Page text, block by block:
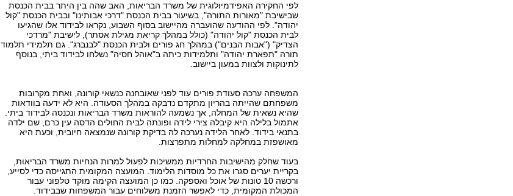
לפי החקירה האפידמיולוגית של משרד הבריאות, האב שהה בין היתר בבית הכנסת
שבישיבת "מאורות התורה", בשיעור בבית הכנסת "דרכי אבותינו" ובבית הכנסת "קול
יהודה". לפי ההודעה שהועברה מהיישוב בסוף השבוע, נקראו לבידוד אלו שהגיעו
לבית הכנסת "קול יהודה" (כולל במהלך קריאת מגילת אסתר), לישיבת "מרדכי
הצדיק" ("אבות הבנים") במהלך חג פורים ולבית הכנסת "לבנברג". גם תלמידי תלמוד
תורה "תפארת יהודה" ותלמידות כיתה ב"אוהל חסיה" נשלחו לבידוד ביתי, בנוסף
לתינוקות ולצוות במעון ביישוב.
המשפחה ערכה סעודת פורים עוד לפני שאובחנה כנשאי קורונה, ואחת מקרובות
משפחתם שהייתה בהריון מתקדם נדבקה במהלך הסעודה. היא לא ידעה בוודאות
שהיא נשאית של המחלה, אך נשמעה להוראות משרד הבריאות ונכנסה לבידוד ביתי.
אתמול בלילה היא קיבלה צירי לידה ופונתה לבית החולים הדסה עין כרם, שם ילדה
בתנאי בידוד. לאחר הלידה נערכה לה בדיקת קורונה שנמצאה חיובית, וכעת היא
מאושפזת במחלקה למחלות מתפרצות.
בעוד שחלק מהישיבות החרדיות ממשיכות לפעול למרות הנחיות משרד הבריאות,
בקריית יערים סגרו את כל מוסדות הלימוד. המועצה המקומית התגייסה כדי לסייע,
ורכשה 10 טונות של אוכל ואספקה. כמו כן המועצה הקימה מוקד טלפוני עבור
המכולת המקומית, כדי לאפשר הזמנת משלוחים עבור המשפחות שבבידוד.